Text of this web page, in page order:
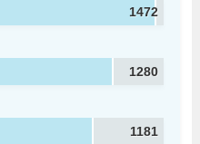
1472
1280
1181